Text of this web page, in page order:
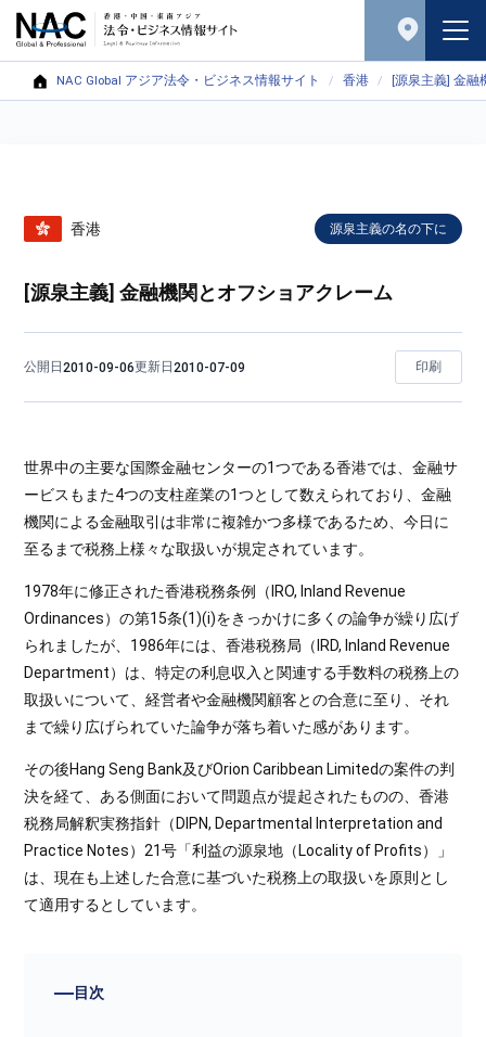
NAC Global アジア法令・ビジネス情報サイト 香港 [源泉主義] 金融
香港 源泉主義の名の下に
[源泉主義] 金融機関とオフショアクレーム
公開日2010-09-06更新日2010-07-09 印刷
世界中の主要な国際金融センターの1つである香港では、金融サ
ービスもまた4つの支柱産業の1つとして数えられており、金融
機関による金融取引は非常に複雑かつ多様であるため、今日に
至るまで税務上様々な取扱いが規定されています。
1978年に修正された香港税務条例（IRO, Inland Revenue
Ordinances）の第15条(1)(i)をきっかけに多くの論争が繰り広げ
られましたが、1986年には、香港税務局（IRD, Inland Revenue
Department）は、特定の利息収入と関連する手数料の税務上の
取扱いについて、経営者や金融機関顧客との合意に至り、それ
まで繰り広げられていた論争が落ち着いた感があります。
その後Hang Seng Bank及びOrion Caribbean Limitedの案件の判
決を経て、ある側面において問題点が提起されたものの、香港
税務局解釈実務指針（DIPN, Departmental Interpretation and
Practice Notes）21号「利益の源泉地（Locality of Profits）」
は、現在も上述した合意に基づいた税務上の取扱いを原則とし
て適用するとしています。
目次